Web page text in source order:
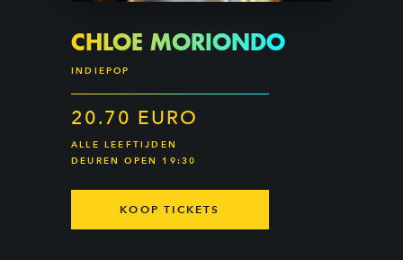
CHLOE MORIONDO
INDIEPOP
20.70 EURO
ALLE LEEFTIJDEN
DEUREN OPEN 19:30
KOOP TICKETS